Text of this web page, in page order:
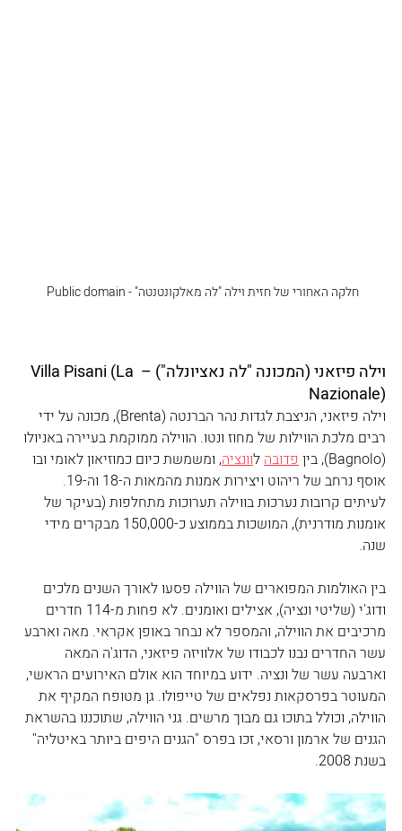
חלקה האחורי של חזית וילה "לה מאלקונטנטה" - Public domain
וילה פיזאני (המכונה "לה נאציונלה") – Villa Pisani (La
Nazionale)
וילה פיזאני, הניצבת לגדות נהר הברנטה (Brenta), מכונה על ידי
רבים מלכת הווילות של מחוז ונטו. הווילה ממוקמת בעיירה באניולו
(Bagnolo), בין
פדובה לוונציה, ומשמשת כיום כמוזיאון לאומי ובו
אוסף נרחב של ריהוט ויצירות אמנות מהמאות ה-18 וה-19.
לעיתים קרובות נערכות בווילה תערוכות מתחלפות (בעיקר של
אומנות מודרנית), המושכות בממוצע כ-150,000 מבקרים מידי
שנה.
בין האולמות המפוארים של הווילה פסעו לאורך השנים מלכים
ודוג'י (שליטי ונציה), אצילים ואומנים. לא פחות מ-114 חדרים
מרכיבים את הווילה, והמספר לא נבחר באופן אקראי. מאה וארבע
עשר החדרים נבנו לכבודו של אלוויזה פיזאני, הדוג'ה המאה
וארבעה עשר של ונציה. ידוע במיוחד הוא אולם האירועים הראשי,
המעוטר בפרסקאות נפלאים של טייפולו. גן מטופח המקיף את
הווילה, וכולל בתוכו גם מבוך מרשים. גני הווילה, שתוכננו בהשראת
הגנים של ארמון ורסאי, זכו בפרס "הגנים היפים ביותר באיטליה"
בשנת 2008.